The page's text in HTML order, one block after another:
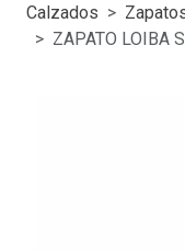
Calzados
ZAPATO LOIBA